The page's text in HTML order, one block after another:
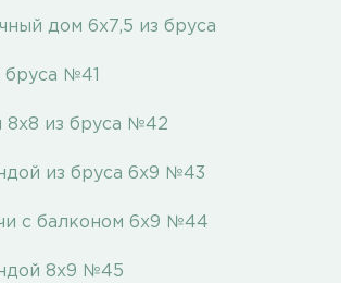
дом 6х7,5 из бруса
бруса №41
8х8 из бруса №42
из бруса 6х9 №43
с балконом 6х9 №44
8х9 №45